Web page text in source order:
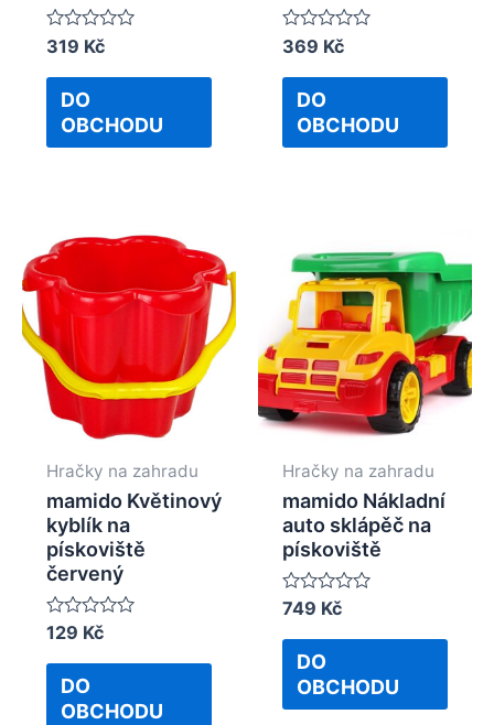
Rated
0
out
319 Kč
DO
OBCHODU
Rated
0
out
369 Kč
DO
OBCHODU
Hračky na zahradu
mamido Květinový
kyblík na
pískoviště
červený
Rated
out
129 Kč
DO
OBCHODU
Hračky na zahradu
mamido Nákladní
auto sklápěč na
pískoviště
Rated
out
749 Kč
DO
OBCHODU